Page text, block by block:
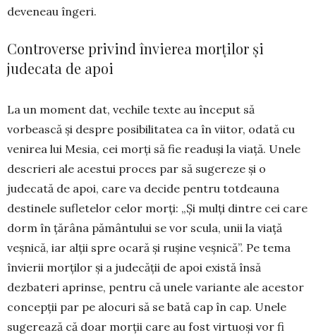
deveneau îngeri.
Controverse privind învierea morților și
judecata de apoi
La un moment dat, vechile texte au început să
vorbească și despre posibilitatea ca în viitor, odată cu
venirea lui Mesia, cei morți să fie readuși la viață. Unele
descrieri ale acestui proces par să su­gereze și o
judecată de apoi, care va decide pentru totdeauna
destinele sufletelor celor morți: „Şi mulţi dintre cei care
dorm în ţărâna pământului se vor scula, unii la viaţă
veşnică, iar alţii spre ocară şi ruşine veşnică”. Pe tema
în­vierii morților și a judecății de apoi există însă
dezbateri aprinse, pentru că unele variante ale acestor
concepții par pe alocuri să se bată cap în cap. Unele
sugerează că doar morții care au fost vir­tuoși vor fi